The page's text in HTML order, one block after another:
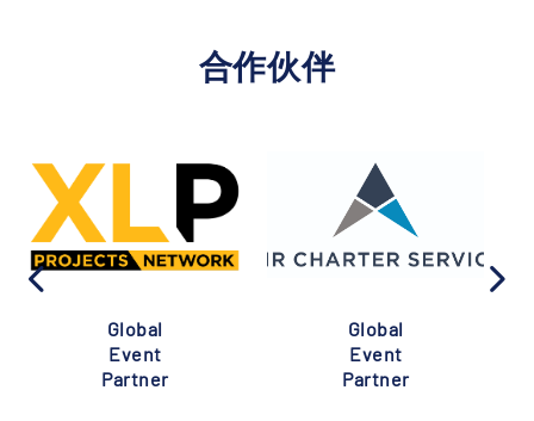
合作伙伴
Global
Event
Partner
Global
Event
Partner